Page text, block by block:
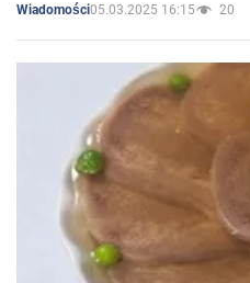
Wiadomości05.03.2025 16:15 20